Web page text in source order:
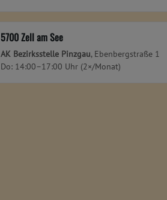
5700 Zell am See
AK Bezirksstelle Pinzgau, Ebenbergstraße 1
Do: 14:00–17:00 Uhr (2×/Monat)